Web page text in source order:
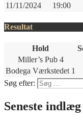
11/11/2024
19:00
Resultat
Hold
Miller’s Pub 4
Bodega Værkstedet 1
Søg efter:
Seneste indlæg